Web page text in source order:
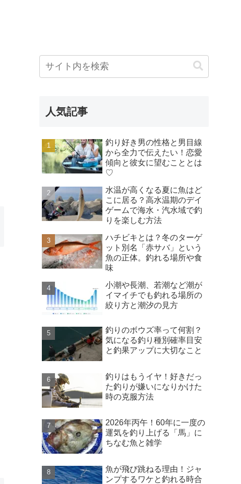
人気記事
釣り好き男の性格と男目線
から全力で伝えたい！恋愛
傾向と彼女に望むこととは
♡
水温が高くなる夏に魚はど
こに居る？高水温期のデイ
ゲームで海水・汽水域で釣
りを楽しむ方法
ハチビキとは？冬のターゲ
ット別名「赤サバ」という
魚の正体。釣れる場所や食
味
小潮や長潮、若潮など潮が
イマイチでも釣れる場所の
絞り方と潮汐の見方
釣りのボウズ率って何割？
気になる釣り種別確率目安
と釣果アップに大切なこと
釣りはもうイヤ！好きだっ
た釣りが嫌いになりかけた
時の克服方法
2026年丙午！60年に一度の
運気を釣り上げる「馬」に
ちなむ魚と雑学
魚が飛び跳ねる理由！ジャ
ンプするワケと釣れる時合